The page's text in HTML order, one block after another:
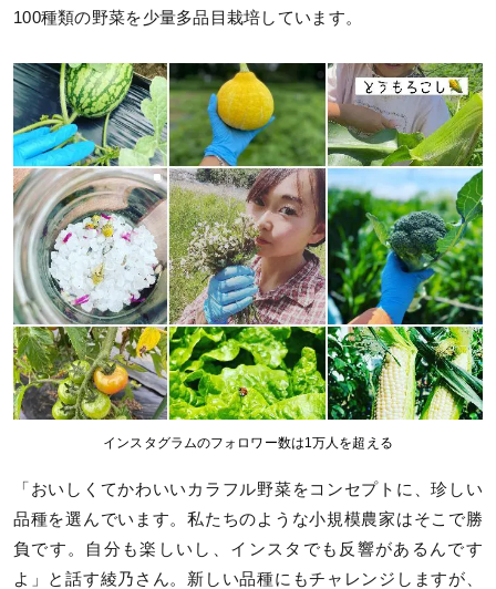
100種類の野菜を少量多品目栽培しています。
インスタグラムのフォロワー数は1万人を超える
「おいしくてかわいいカラフル野菜をコンセプトに、珍しい
品種を選んでいます。私たちのような小規模農家はそこで勝
負です。自分も楽しいし、インスタでも反響があるんです
よ」と話す綾乃さん。新しい品種にもチャレンジしますが、